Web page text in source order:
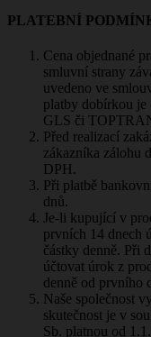
PLATEBNÍ
Cena objednané
smluvní strany
uvedeno ve
platby dobírkou je
GLS či
Před realizací
zákazníka zálohu
DPH.
Při platbě
dnů.
Je-li kupující v
prvních 14 dnech
částky denně. Při
účtovat úrok z
denně od prvního
Naše společnost
skutečnost je v
Sb. platnou od